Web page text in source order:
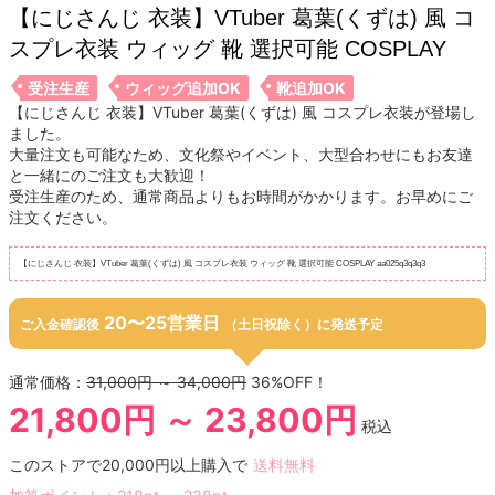
【にじさんじ 衣装】VTuber 葛葉(くずは) 風 コ
スプレ衣装 ウィッグ 靴 選択可能 COSPLAY
受注生産 ウィッグ追加OK
靴追加OK
【にじさんじ 衣装】VTuber 葛葉(くずは) 風 コスプレ衣装が登場し
ました。
大量注文も可能なため、文化祭やイベント、大型合わせにもお友達
と一緒にのご注文も大歓迎！
受注生産のため、通常商品よりもお時間がかかります。お早めにご
注文ください。
【にじさんじ 衣装】VTuber 葛葉(くずは) 風 コスプレ衣装 ウィッグ 靴 選択可能 COSPLAY aa025q3q3q3
ご入金確認後 20〜25営業日 （土日祝除く）に発送予定
通常価格： 31,000円 ～ 34,000円 36%OFF！
21,800円 ～ 23,800円 税込
このストアで20,000円以上購入で 送料無料